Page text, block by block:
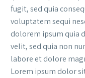
fugit, sed quia
voluptatem sequi
dolorem ipsum quia
velit, sed quia non
labore et dolore
Lorem ipsum dolor